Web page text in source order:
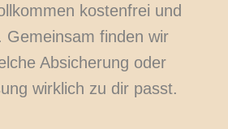
kostenfrei und
Gemeinsam finden wir
Absicherung oder
wirklich zu dir passt.